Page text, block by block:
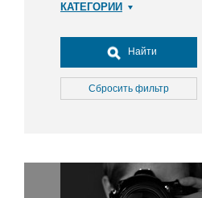
КАТЕГОРИИ
Досуг, туризм и отдых
Культура
Медицина
Окружающая среда
Политика
Найти
Сбросить фильтр